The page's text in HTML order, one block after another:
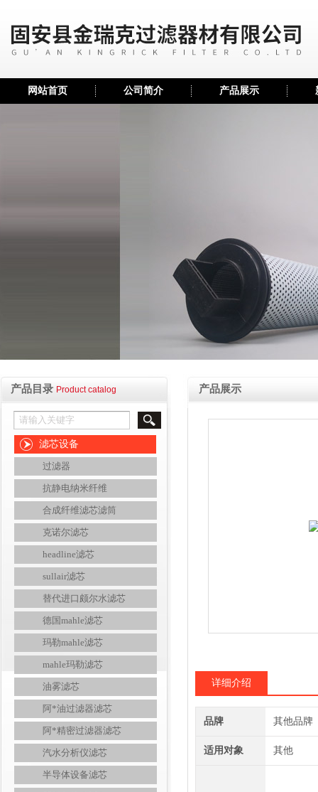
网站首页 公司简介 产品展示
产品目录 Product catalog
滤芯设备
过滤器
抗静电纳米纤维
合成纤维滤芯滤筒
克诺尔滤芯
headline滤芯
sullair滤芯
替代进口颇尔水滤芯
德国mahle滤芯
玛勒mahle滤芯
mahle玛勒滤芯
油雾滤芯
阿*油过滤器滤芯
阿*精密过滤器滤芯
汽水分析仪滤芯
半导体设备滤芯
产品展示
详细介绍
品牌 其他品牌
适用对象 其他